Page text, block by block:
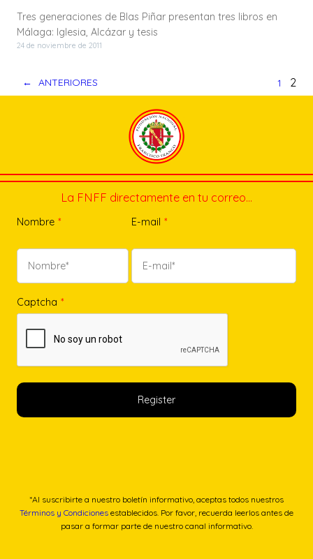
Tres generaciones de Blas Piñar presentan tres libros en
Málaga: Iglesia, Alcázar y tesis
24 de noviembre de 2011
← ANTERIORES 1 2
La FNFF directamente en tu correo…
Nombre * E-mail *
Captcha *
*Al suscribirte a nuestro boletín informativo, aceptas todos nuestros
Términos y Condiciones establecidos. Por favor, recuerda leerlos antes de
pasar a formar parte de nuestro canal informativo.